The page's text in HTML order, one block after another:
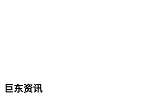
巨东资讯